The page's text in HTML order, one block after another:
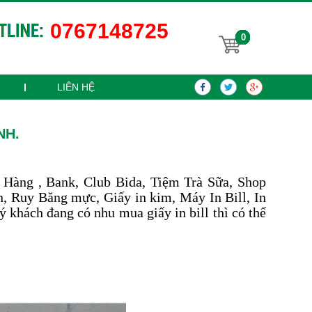
0767148725 0
LIÊN HỆ
, Bank, Club Bida, Tiệm Trà Sữa, Shop
Ruy Băng mực, Giấy in kim, Máy In Bill, In
khách đang có nhu mua giấy in bill thì có thể